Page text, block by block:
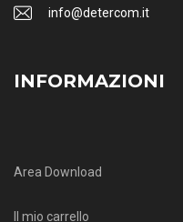
info@detercom.it
INFORMAZIONI
Area Download
Il mio carrello